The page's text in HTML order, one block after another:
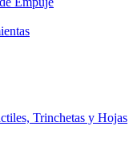
Trinchetas y Hojas